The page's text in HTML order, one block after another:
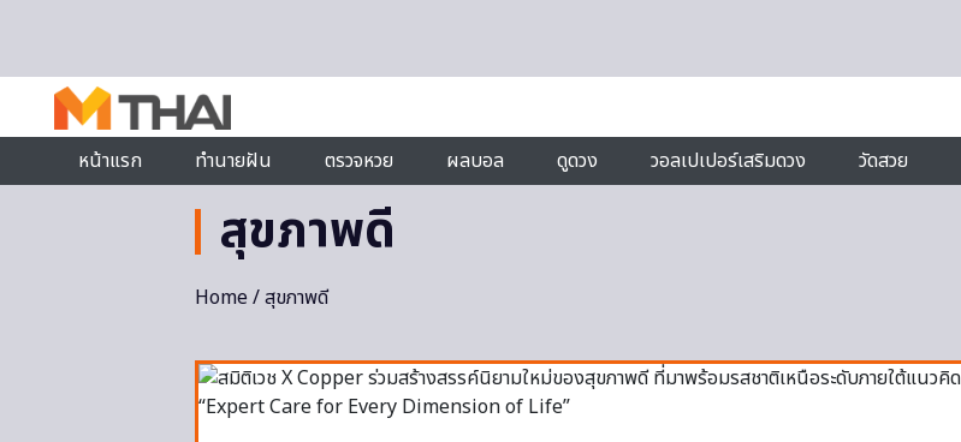
หน้าแรก
ทำนายฝัน ตรวจหวย ผลบอล ดูดวง วอลเปเปอร์เสริมดวง วัดสวย
สุขภาพดี
Home/ สุขภาพดี